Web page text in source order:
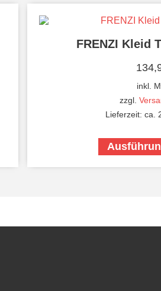
FRENZI Kleid
inkl.
zzgl.
Lieferzeit: ca.